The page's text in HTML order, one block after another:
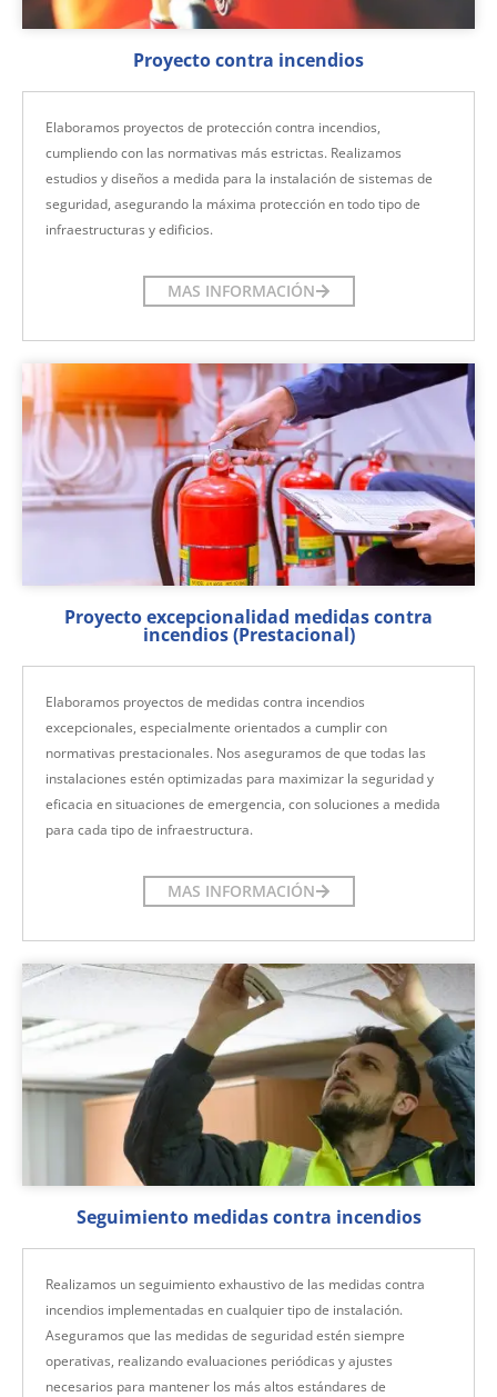
Proyecto contra incendios
Elaboramos proyectos de protección contra incendios,
cumpliendo con las normativas más estrictas. Realizamos
estudios y diseños a medida para la instalación de sistemas de
seguridad, asegurando la máxima protección en todo tipo de
infraestructuras y edificios.
MAS INFORMACIÓN
Proyecto excepcionalidad medidas contra
incendios (Prestacional)
Elaboramos proyectos de medidas contra incendios
excepcionales, especialmente orientados a cumplir con
normativas prestacionales. Nos aseguramos de que todas las
instalaciones estén optimizadas para maximizar la seguridad y
eficacia en situaciones de emergencia, con soluciones a medida
para cada tipo de infraestructura.
MAS INFORMACIÓN
Seguimiento medidas contra incendios
Realizamos un seguimiento exhaustivo de las medidas contra
incendios implementadas en cualquier tipo de instalación.
Aseguramos que las medidas de seguridad estén siempre
operativas, realizando evaluaciones periódicas y ajustes
necesarios para mantener los más altos estándares de